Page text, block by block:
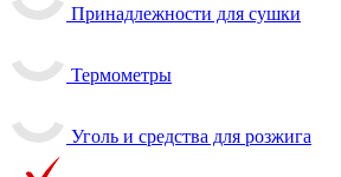
Принадлежности для сушки
Термометры
Уголь и средства для розжига